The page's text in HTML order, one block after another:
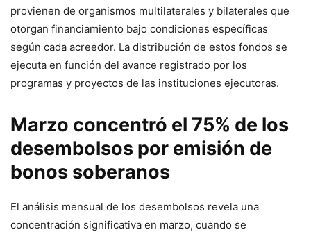
provienen de organismos multilaterales y bilaterales que
otorgan financiamiento bajo condiciones específicas
según cada acreedor. La distribución de estos fondos se
ejecuta en función del avance registrado por los
programas y proyectos de las instituciones ejecutoras.
Marzo concentró el 75% de los
desembolsos por emisión de
bonos soberanos
El análisis mensual de los desembolsos revela una
concentración significativa en marzo, cuando se